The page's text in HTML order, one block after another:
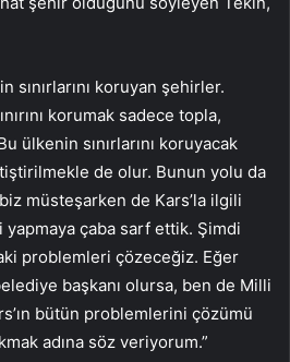
sınırlarını koruyan şehirler.
korumak sadece topla,
ülkenin sınırlarını koruyacak
de olur. Bunun yolu da
biz müsteşarken de Kars’la ilgili
çaba sarf ettik. Şimdi
problemleri çözeceğiz. Eğer
başkanı olursa, ben de Milli
bütün problemlerini çözümü
adına söz veriyorum.”